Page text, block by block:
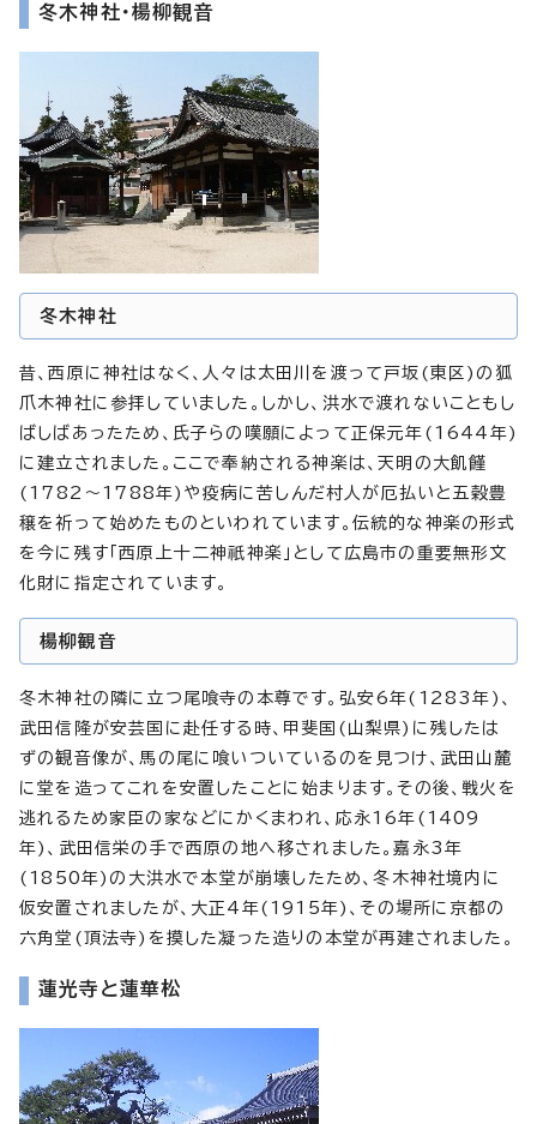
冬木神社・楊柳観音
冬木神社
昔、西原に神社はなく、人々は太田川を渡って戸坂(東区)の狐
爪木神社に参拝していました。しかし、洪水で渡れないこともし
ばしばあったため、氏子らの嘆願によって正保元年(1644年)
に建立されました。ここで奉納される神楽は、天明の大飢饉
(1782～1788年)や疫病に苦しんだ村人が厄払いと五穀豊
穣を祈って始めたものといわれています。伝統的な神楽の形式
を今に残す「西原上十二神祇神楽」として広島市の重要無形文
化財に指定されています。
楊柳観音
冬木神社の隣に立つ尾喰寺の本尊です。弘安6年(1283年)、
武田信隆が安芸国に赴任する時、甲斐国(山梨県)に残したは
ずの観音像が、馬の尾に喰いついているのを見つけ、武田山麓
に堂を造ってこれを安置したことに始まります。その後、戦火を
逃れるため家臣の家などにかくまわれ、応永16年(1409
年)、武田信栄の手で西原の地へ移されました。嘉永3年
(1850年)の大洪水で本堂が崩壊したため、冬木神社境内に
仮安置されましたが、大正4年(1915年)、その場所に京都の
六角堂(頂法寺)を摸した凝った造りの本堂が再建されました。
蓮光寺と蓮華松